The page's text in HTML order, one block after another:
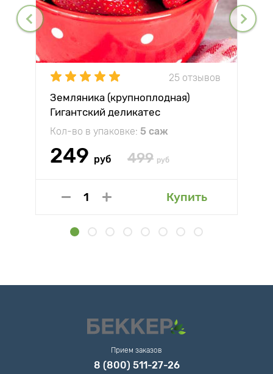
25 отзывов
Земляника (крупноплодная)
Гигантский деликатес
Кол-во в упаковке: 5 саж
249 руб 499 руб
Купить
Прием заказов
8 (800) 511-27-26